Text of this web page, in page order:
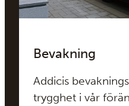
Bevakning
Addicis
trygghet i vår